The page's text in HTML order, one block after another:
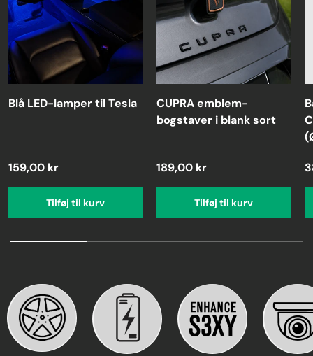
Blå LED-lamper til Tesla
159,00 kr
Tilføj til kurv
CUPRA emblem-
bogstaver i blank sort
189,00 kr
Tilføj til kurv